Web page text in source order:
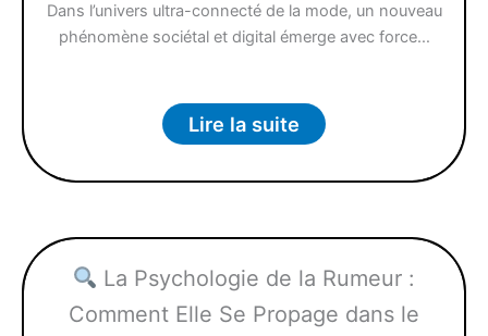
Dans l’univers ultra-connecté de la mode, un nouveau
phénomène sociétal et digital émerge avec force…
Lire la suite
La Psychologie de la Rumeur :
Comment Elle Se Propage dans le